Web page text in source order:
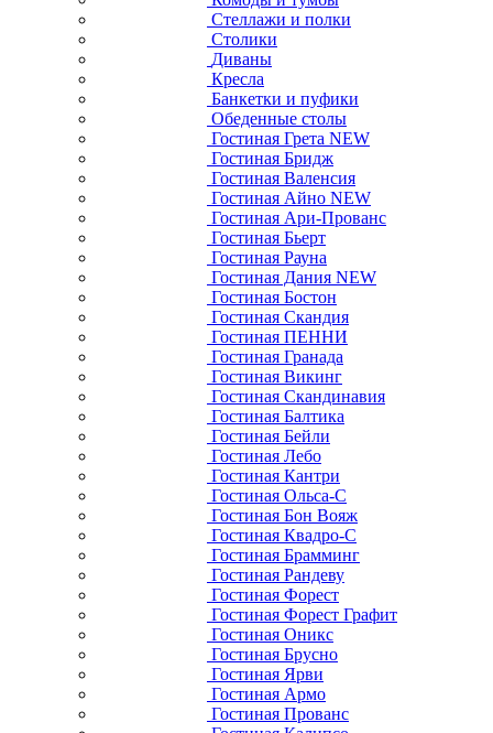
Стеллажи и полки
Столики
Диваны
Кресла
Банкетки и пуфики
Обеденные столы
Гостиная Грета NEW
Гостиная Бридж
Гостиная Валенсия
Гостиная Айно NEW
Гостиная Ари-Прованс
Гостиная Бьерт
Гостиная Рауна
Гостиная Дания NEW
Гостиная Бостон
Гостиная Скандия
Гостиная ПЕННИ
Гостиная Гранада
Гостиная Викинг
Гостиная Скандинавия
Гостиная Балтика
Гостиная Бейли
Гостиная Лебо
Гостиная Кантри
Гостиная Ольса-С
Гостиная Бон Вояж
Гостиная Квадро-С
Гостиная Брамминг
Гостиная Рандеву
Гостиная Форест
Гостиная Форест Графит
Гостиная Оникс
Гостиная Брусно
Гостиная Ярви
Гостиная Армо
Гостиная Прованс